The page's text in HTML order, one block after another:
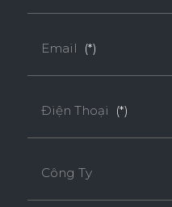
Email (*)
Điện Thoại (*)
Công Ty